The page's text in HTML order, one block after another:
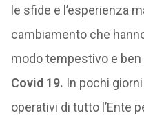
le sfide e l’esperienza
cambiamento che
modo tempestivo e
Covid 19. In pochi
operativi di tutto l’Ente